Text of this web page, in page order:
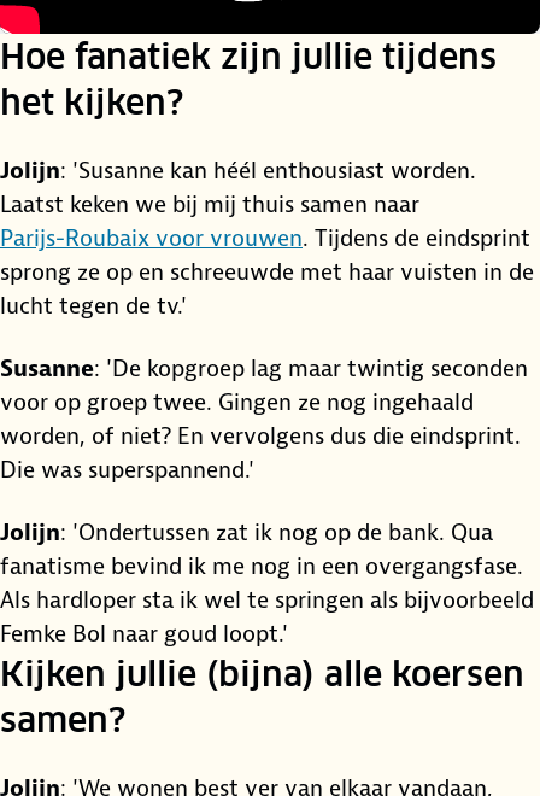
Hoe fanatiek zijn jullie tijdens
het kijken?
Jolijn: 'Susanne kan héél enthousiast worden.
Laatst keken we bij mij thuis samen naar
Parijs-Roubaix voor vrouwen. Tijdens de eindsprint
sprong ze op en schreeuwde met haar vuisten in de
lucht tegen de tv.'
Susanne: 'De kopgroep lag maar twintig seconden
voor op groep twee. Gingen ze nog ingehaald
worden, of niet? En vervolgens dus die eindsprint.
Die was superspannend.'
Jolijn: 'Ondertussen zat ik nog op de bank. Qua
fanatisme bevind ik me nog in een overgangsfase.
Als hardloper sta ik wel te springen als bijvoorbeeld
Femke Bol naar goud loopt.'
Kijken jullie (bijna) alle koersen
samen?
Jolijn: 'We wonen best ver van elkaar vandaan,